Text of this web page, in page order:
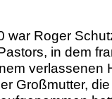
war Roger
in dem
verlassenen
Großmutter,